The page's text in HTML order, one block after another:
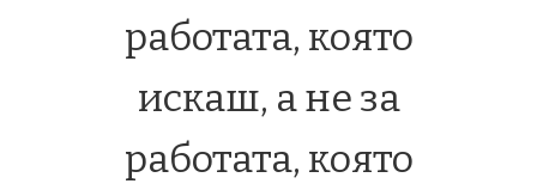
работата, която
искаш, а не за
работата, която